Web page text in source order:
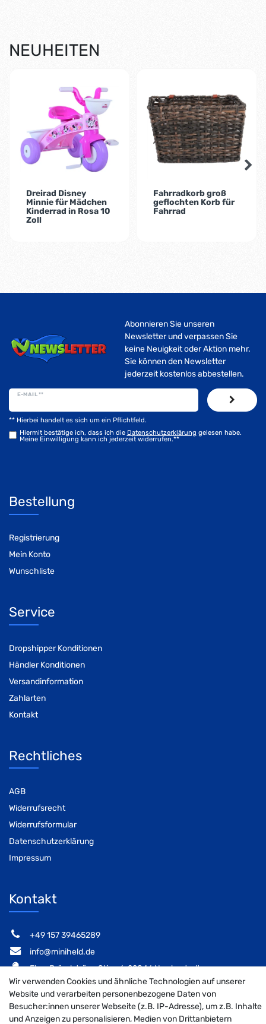
NEUHEITEN
Dreirad Disney
Minnie für Mädchen
Kinderrad in Rosa 10
Zoll
Fahrradkorb groß
geflochten Korb für
Fahrrad
Abonnieren Sie unseren
Newsletter und verpassen Sie
keine Neuigkeit oder Aktion mehr.
Sie können den Newsletter
jederzeit kostenlos abbestellen.
E-MAIL **
Hiermit bestätige ich, dass ich die Daten­schutz­erklärung gelesen habe.
Meine Einwilligung kann ich jederzeit widerrufen.**
** Hierbei handelt es sich um ein Pflichtfeld.
Bestellung
Registrierung
Mein Konto
Wunschliste
Service
Dropshipper Konditionen
Händler Konditionen
Versandinformation
Zahlarten
Kontakt
Rechtliches
AGB
Widerrufsrecht
Widerrufsformular
Datenschutzerklärung
Impressum
Kontakt
‭+49 157 39465289‬
info@miniheld.de
Elsa-Brändström-Stieg 6, 22846 Norderstedt
Wir verwenden Cookies und ähnliche Technologien auf unserer
Website und verarbeiten personenbezogene Daten von
Besucher:innen unserer Webseite (z.B. IP-Adresse), um z.B. Inhalte
und Anzeigen zu personalisieren, Medien von Drittanbietern